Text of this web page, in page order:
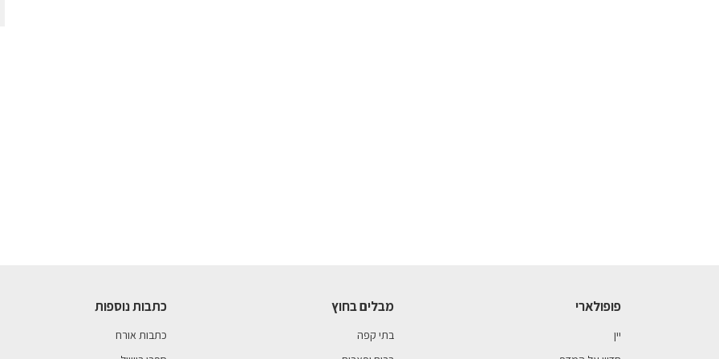
פופולארי
יין
מבלים בחוץ
בתי קפה
כתבות נוספות
כתבות אורח